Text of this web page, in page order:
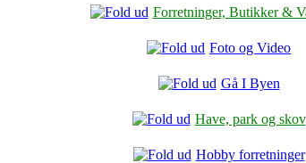
Forretninger, Butikker &
Foto og Video
Gå I Byen
Have, park og skov
Hobby forretninger